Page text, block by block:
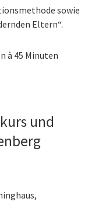
sowie
Eltern“.
à 45 Minuten
und